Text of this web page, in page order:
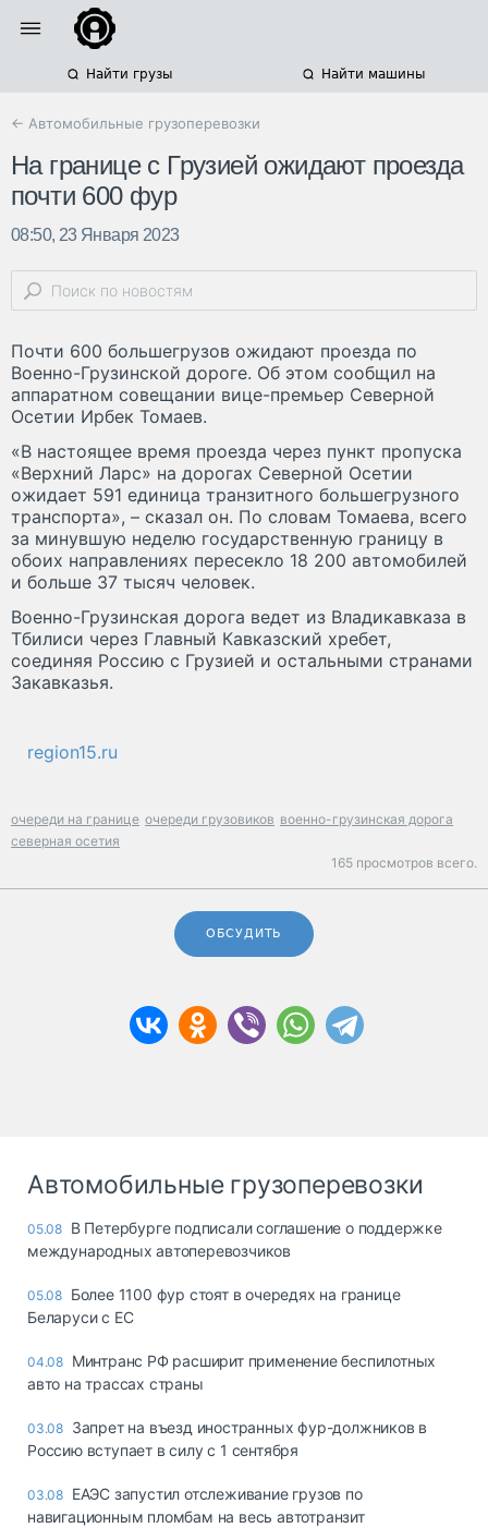
Найти грузы Найти машины
← Автомобильные грузоперевозки
На границе с Грузией ожидают проезда
почти 600 фур
08:50, 23 Января 2023
Почти 600 большегрузов ожидают проезда по
Военно-Грузинской дороге. Об этом сообщил на
аппаратном совещании вице-премьер Северной
Осетии Ирбек Томаев.
«В настоящее время проезда через пункт пропуска
«Верхний Ларс» на дорогах Северной Осетии
ожидает 591 единица транзитного большегрузного
транспорта», – сказал он. По словам Томаева, всего
за минувшую неделю государственную границу в
обоих направлениях пересекло 18 200 автомобилей
и больше 37 тысяч человек.
Военно-Грузинская дорога ведет из Владикавказа в
Тбилиси через Главный Кавказский хребет,
соединяя Россию с Грузией и остальными странами
Закавказья.
region15.ru
очереди на границе очереди грузовиков военно-грузинская дорога
северная осетия
165 просмотров всего.
ОБСУДИТЬ
Автомобильные грузоперевозки
05.08 В Петербурге подписали соглашение о поддержке
международных автоперевозчиков
05.08 Более 1100 фур стоят в очередях на границе
Беларуси с ЕС
04.08 Минтранс РФ расширит применение беспилотных
авто на трассах страны
03.08 Запрет на въезд иностранных фур-должников в
Россию вступает в силу с 1 сентября
03.08 ЕАЭС запустил отслеживание грузов по
навигационным пломбам на весь автотранзит